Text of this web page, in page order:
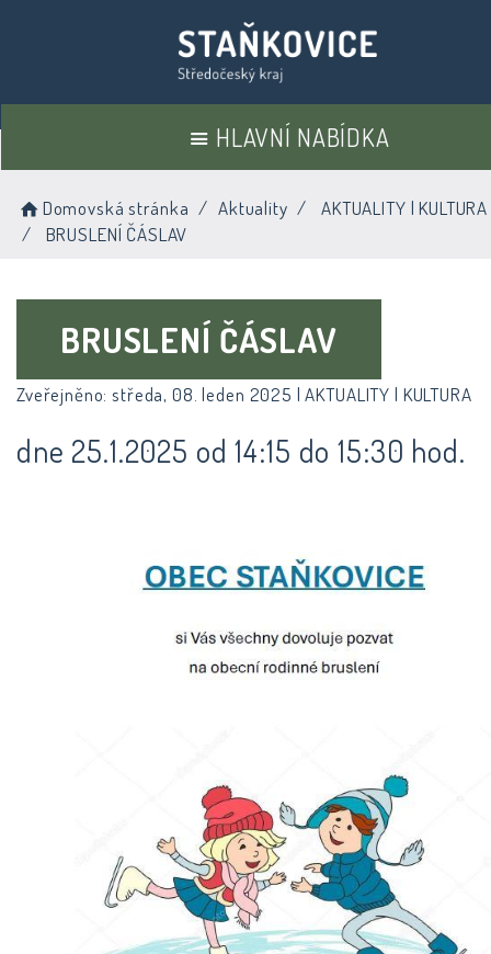
HLAVNÍ NABÍDKA
Domovská stránka Aktuality
AKTUALITY | KULTURA
BRUSLENÍ ČÁSLAV
BRUSLENÍ ČÁSLAV
Zveřejněno: středa, 08. leden 2025 |AKTUALITY | KULTURA
dne 25.1.2025 od 14:15 do 15:30 hod.